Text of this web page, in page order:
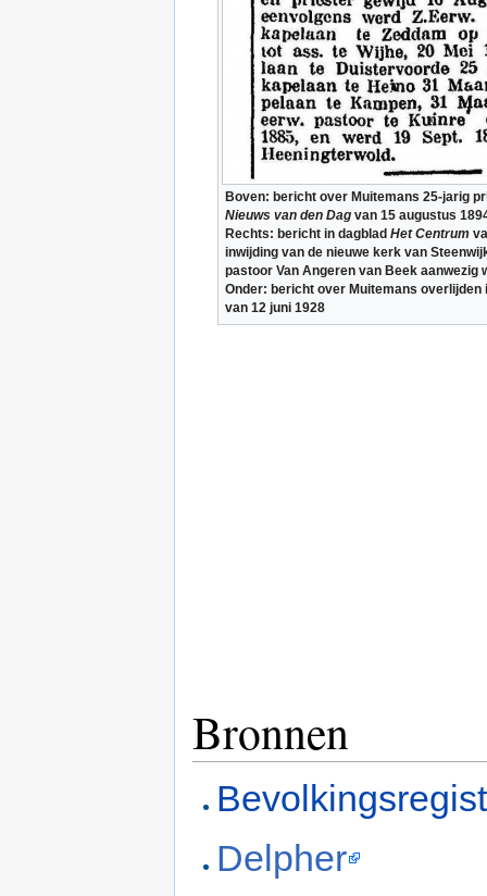
Boven: bericht over Muitemans 25-jarig
Nieuws van den Dag van 15 augustus
Rechts: bericht in dagblad Het Centrum
inwijding van de nieuwe kerk van
pastoor Van Angeren van Beek aanwezig
Onder: bericht over Muitemans overlijden
van 12 juni 1928
Bronnen
Delpher